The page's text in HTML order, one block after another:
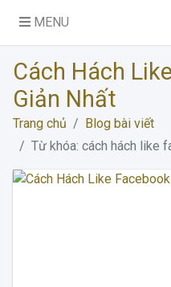
MENU
Cách Hách
Giản Nhất
Trang chủ
Blog bài viết
Từ khóa: cách hách like